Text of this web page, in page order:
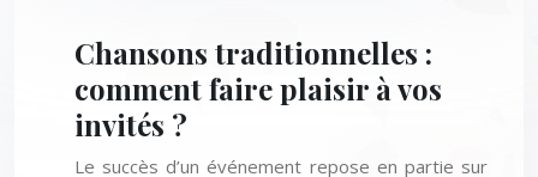
Chansons traditionnelles :
comment faire plaisir à vos
invités ?
Le succès d’un événement repose en partie sur